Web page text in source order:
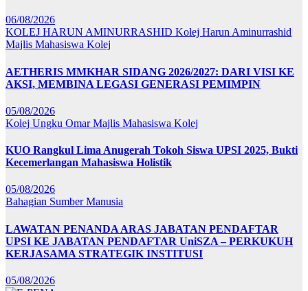
06/08/2026
KOLEJ HARUN AMINURRASHID Kolej Harun Aminurrashid
Majlis Mahasiswa Kolej
AETHERIS MMKHAR SIDANG 2026/2027: DARI VISI KE
AKSI, MEMBINA LEGASI GENERASI PEMIMPIN
05/08/2026
Kolej Ungku OmarMajlis Mahasiswa Kolej
KUO Rangkul Lima Anugerah Tokoh Siswa UPSI 2025, Bukti
Kecemerlangan Mahasiswa Holistik
05/08/2026
Bahagian Sumber Manusia
LAWATAN PENANDA ARAS JABATAN PENDAFTAR
UPSI KE JABATAN PENDAFTAR UniSZA – PERKUKUH
KERJASAMA STRATEGIK INSTITUSI
05/08/2026